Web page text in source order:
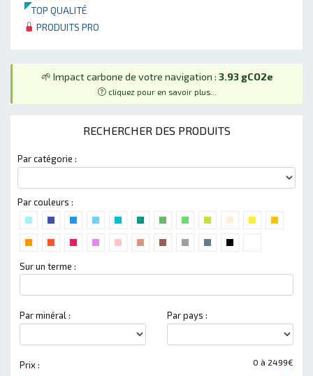
TOP QUALITÉ
PRODUITS PRO
🌱 Impact carbone de votre navigation : 3.93 gCO2e
cliquez pour en savoir plus...
RECHERCHER DES PRODUITS
Par catégorie :
Par couleurs :
Sur un terme :
Par minéral : Par pays :
0 à 2499€
Prix :